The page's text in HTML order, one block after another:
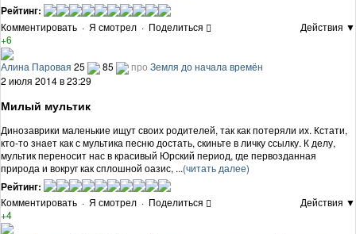
Рейтинг:
Комментировать · Я смотрел · Поделиться
Действия ▼
+6
Алина Паровая 25 85 про Земля до начала времён
2 июля 2014 в 23:29
Милый мультик
Динозаврики маленькие ищут своих родителей, так как потеряли их. Кстати,
кто-то знает как с мультика песню достать, скиньте в личку ссылку. К делу,
мультик переносит нас в красивый Юрский период, где первозданная
природа и вокруг как сплошной оазис, ...(читать далее)
Рейтинг:
Комментировать · Я смотрел · Поделиться
Действия ▼
+4